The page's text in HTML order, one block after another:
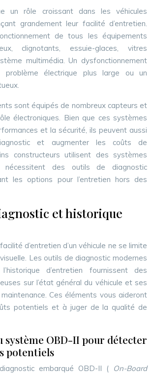
un rôle croissant dans les véhicules
grandement leur facilité d’entretien.
de tous les équipements
clignotants, essuie-glaces, vitres
multimédia. Un dysfonctionnement
problème électrique plus large ou un
sont équipés de nombreux capteurs et
électroniques. Bien que ces systèmes
et la sécurité, ils peuvent aussi
et augmenter les coûts de
constructeurs utilisent des systèmes
nécessitent des outils de diagnostic
les options pour l’entretien hors des
et historique
d’entretien d’un véhicule ne se limite
Les outils de diagnostic modernes
d’entretien fournissent des
sur l’état général du véhicule et ses
Ces éléments vous aideront
potentiels et à juger de la qualité de
OBD-II pour détecter
potentiels
embarqué OBD-II ( On-Board